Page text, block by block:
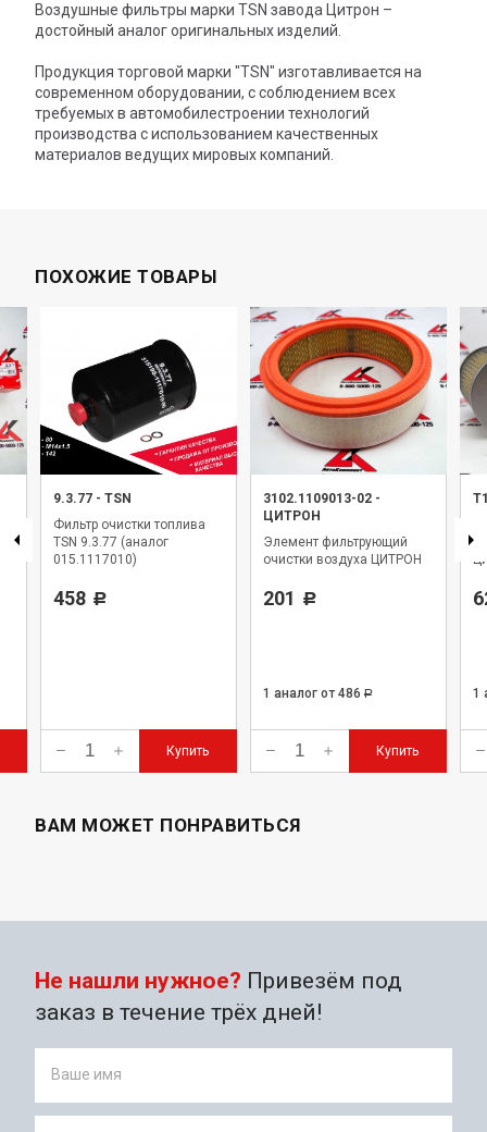
Воздушные фильтры марки TSN завода Цитрон –
достойный аналог оригинальных изделий.
Продукция торговой марки "TSN" изготавливается на
современном оборудовании, с соблюдением всех
требуемых в автомобилестроении технологий
производства с использованием качественных
материалов ведущих мировых компаний.
ПОХОЖИЕ ТОВАРЫ
9.3.77 - TSN
Фильтр очистки топлива
TSN 9.3.77 (аналог
015.1117010)
458 Р
Купить
3102.1109013-02 -
ЦИТРОН
Элемент фильтрующий
очистки воздуха ЦИТРОН
201 Р
1 аналог от 486 Р
Купить
1
ВАМ МОЖЕТ ПОНРАВИТЬСЯ
Не нашли нужное? Привезём под
заказ в течение трёх дней!
Ваше имя